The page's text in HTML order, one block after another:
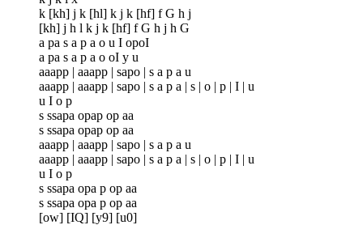
k [kh] j k [hl] k j k [hf] f G h j
[kh] j h l k j k [hf] f G h j h G
a pa s a p a o u I opoI
a pa s a p a o oI y u
aaapp | aaapp | sapo | s a p a u
aaapp | aaapp | sapo | s a p a | s | o | p | I | u
u I o p
s ssapa opap op aa
s ssapa opap op aa
aaapp | aaapp | sapo | s a p a u
aaapp | aaapp | sapo | s a p a | s | o | p | I | u
u I o p
s ssapa opa p op aa
s ssapa opa p op aa
[ow] [IQ] [y9] [u0]